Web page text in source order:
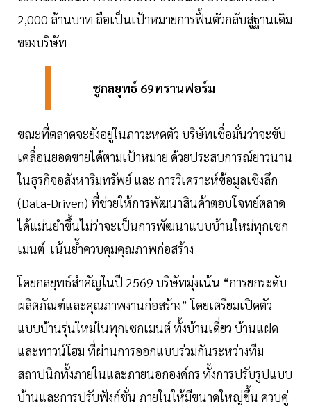
2,000 ล้านบาท ถือเป็นเป้าหมายการฟื้นตัวกลับสู่ฐานเดิม
ของบริษัท
ชูกลยุทธ์ 69ทรานฟอร์ม
ขณะที่ตลาดจะยังอยู่ในภาวะหดตัว บริษัทเชื่อมั่นว่าจะขับ
เคลื่อนยอดขายได้ตามเป้าหมาย ด้วยประสบการณ์ยาวนาน
ในธุรกิจอสังหาริมทรัพย์ และ การวิเคราะห์ข้อมูลเชิงลึก
(Data-Driven) ที่ช่วยให้การพัฒนาสินค้าตอบโจทย์ตลาด
ได้แม่นยำขึ้นไม่ว่าจะเป็นการพัฒนาแบบบ้านใหม่ทุกเซก
เมนต์ เน้นย้ำควบคุมคุณภาพก่อสร้าง
โดยกลยุทธ์สำคัญในปี 2569 บริษัทมุ่งเน้น “การยกระดับ
ผลิตภัณฑ์และคุณภาพงานก่อสร้าง” โดยเตรียมเปิดตัว
แบบบ้านรุ่นใหม่ในทุกเซกเมนต์ ทั้งบ้านเดี่ยว บ้านแฝด
และทาวน์โฮม ที่ผ่านการออกแบบร่วมกันระหว่างทีม
สถาปนิกทั้งภายในและภายนอกองค์กร ทั้งการปรับรูปแบบ
บ้านและการปรับฟังก์ชั่น ภายในให้มีขนาดใหญ่ขึ้น ควบคู่